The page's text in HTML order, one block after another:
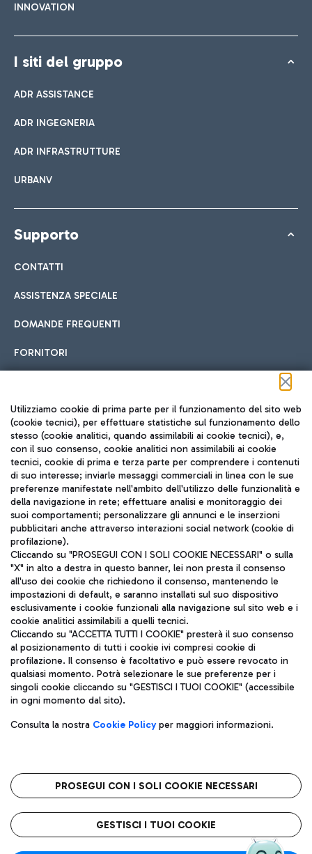
INNOVATION
I siti del gruppo
ADR ASSISTANCE
ADR INGEGNERIA
ADR INFRASTRUTTURE
URBANV
Supporto
CONTATTI
ASSISTENZA SPECIALE
DOMANDE FREQUENTI
FORNITORI
Seguici sui social
TRAVEL JOURNAL
ITA
Aeroporti di Roma S.p.A. - Società soggetta a direzione e
coordinamento di Mundys S.p.A.
Codice fiscale e Registro delle Imprese di Roma 13032990155 P.
IVA 06572251004
Capitale sociale 62.224.743,00 int. vers.
Sede legale: Via Pier Paolo Racchetti 1 - 00054 Fiumicino (RM)
telefono +39 06 65951
Privacy policy
Note legali
L'aeroporto stellato
QUALITÀ SOSTENIBILITÀ INNOVAZIONE
Utilizziamo cookie di prima parte per il funzionamento del sito web
(cookie tecnici), per effettuare statistiche sul funzionamento dello
stesso (cookie analitici, quando assimilabili ai cookie tecnici), e,
con il suo consenso, cookie analitici non assimilabili ai cookie
tecnici, cookie di prima e terza parte per comprendere i contenuti
di suo interesse; inviarle messaggi commerciali in linea con le sue
preferenze manifestate nell'ambito dell'utilizzo delle funzionalità e
della navigazione in rete; effettuare analisi e monitoraggio dei
suoi comportamenti; personalizzare gli annunci e le inserzioni
pubblicitari anche attraverso interazioni social network (cookie di
profilazione).
Cliccando su "PROSEGUI CON I SOLI COOKIE NECESSARI" o sulla
"X" in alto a destra in questo banner, lei non presta il consenso
all'uso dei cookie che richiedono il consenso, mantenendo le
impostazioni di default, e saranno installati sul suo dispositivo
esclusivamente i cookie funzionali alla navigazione sul sito web e i
cookie analitici assimilabili a quelli tecnici.
Cliccando su "ACCETTA TUTTI I COOKIE" presterà il suo consenso
al posizionamento di tutti i cookie ivi compresi cookie di
profilazione. Il consenso è facoltativo e può essere revocato in
qualsiasi momento. Potrà selezionare le sue preferenze per i
singoli cookie cliccando su "GESTISCI I TUOI COOKIE" (accessibile
in ogni momento dal sito).
Consulta la nostra Cookie Policyper maggiori informazioni.
PROSEGUI CON I SOLI COOKIE NECESSARI
GESTISCI I TUOI COOKIE